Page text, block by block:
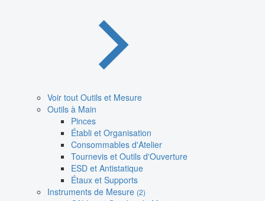
Voir tout Outils et Mesure
Outils à Main
Pinces
Établi et Organisation
Consommables d'Atelier
Tournevis et Outils d'Ouverture
ESD et Antistatique
Étaux et Supports
Instruments de Mesure (2)